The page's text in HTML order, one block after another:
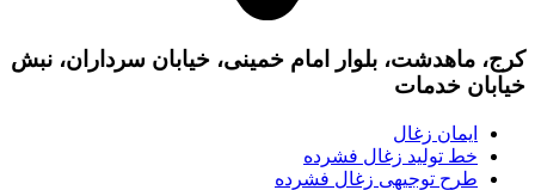
کرج، ماهدشت، بلوار امام خمینی، خیابان سرداران، نبش
خیابان خدمات
ایمان زغال
خط تولید زغال فشرده
طرح توجیهی زغال فشرده